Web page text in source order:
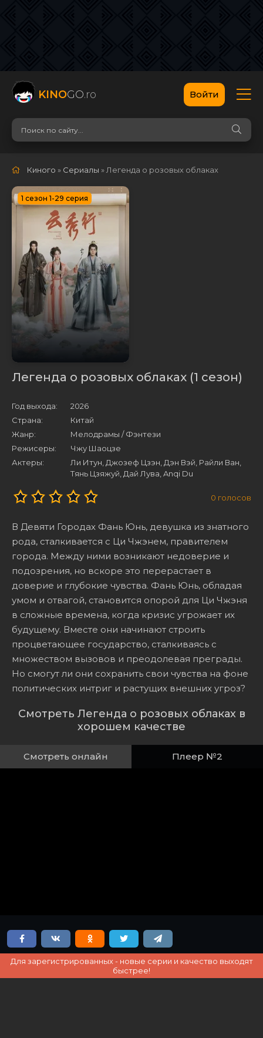
KINOGO.ro Войти
Киного » Сериалы » Легенда о розовых облаках
1 сезон 1-29 серия
Легенда о розовых облаках (1 сезон)
Год выхода:
2026
Страна:
Китай
Жанр:
Мелодрамы / Фэнтези
Режисеры:
Чжу Шаоцзе
Актеры:
Ли Итун, Джозеф Цзэн, Дэн Вэй, Райли Ван,
Тянь Цзяжуй, Дай Лува, Anqi Du
0 голосов
В Девяти Городах Фань Юнь, девушка из знатного
рода, сталкивается с Ци Чжэнем, правителем
города. Между ними возникают недоверие и
подозрения, но вскоре это перерастает в
доверие и глубокие чувства. Фань Юнь, обладая
умом и отвагой, становится опорой для Ци Чжэня
в сложные времена, когда кризис угрожает их
будущему. Вместе они начинают строить
процветающее государство, сталкиваясь с
множеством вызовов и преодолевая преграды.
Но смогут ли они сохранить свои чувства на фоне
политических интриг и растущих внешних угроз?
Смотреть Легенда о розовых облаках в
хорошем качестве
Смотреть онлайн Плеер №2
Для зарегистрированных - новые серии и качество выходят
быстрее!